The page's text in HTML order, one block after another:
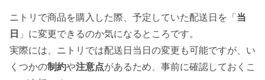
ニトリで商品を購入した際、予定していた配送日を「 当
日 」に変更できるのか気になるところです。
実際には、ニトリでは配送日当日の変更も可能ですが、い
くつかの制約や注意点があるため、事前に確認しておくこ